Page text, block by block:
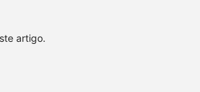
artigo.